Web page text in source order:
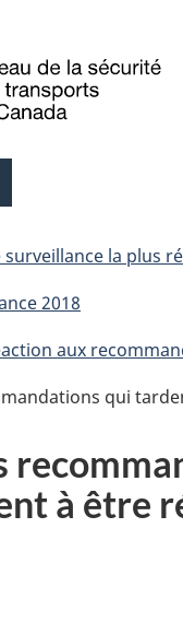
to
main
to
"About
à
la
menus
surveillance la plus
2018
aux
qui tardent
à être